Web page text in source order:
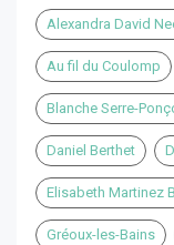
Alexandra David
Au fil du Coulomp
Blanche Serre-
Daniel Berthet
Elisabeth Martinez
Gréoux-les-Bains